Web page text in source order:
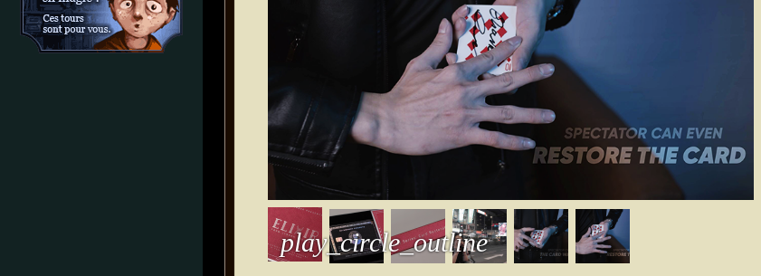
play_circle_outline